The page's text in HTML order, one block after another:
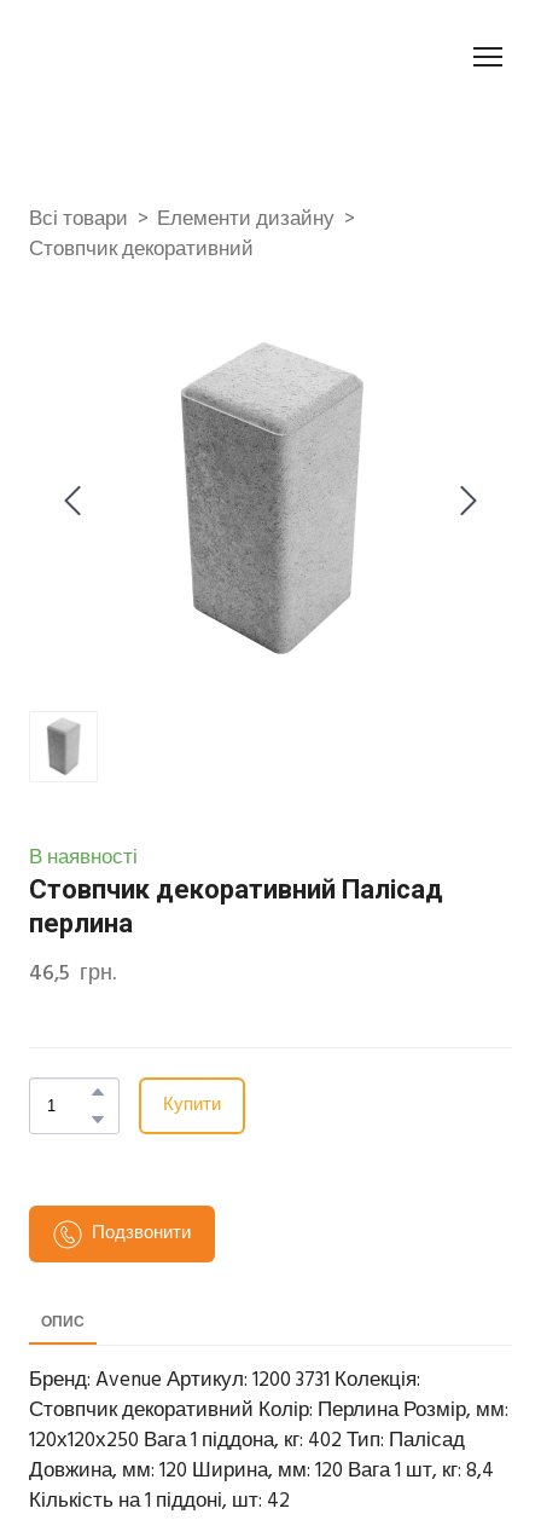
Всі товари
Елементи дизайну
Стовпчик декоративний
В наявності
Стовпчик декоративний Палісад
перлина
46,5  грн.
Купити
Подзвонити
ОПИС
Бренд: Avenue Артикул: 1200 3731 Колекція:
Стовпчик декоративний Колір: Перлина Розмір, мм:
120х120х250 Вага 1 піддона, кг: 402 Тип: Палісад
Довжина, мм: 120 Ширина, мм: 120 Вага 1 шт, кг: 8,4
Кількість на 1 піддоні, шт: 42